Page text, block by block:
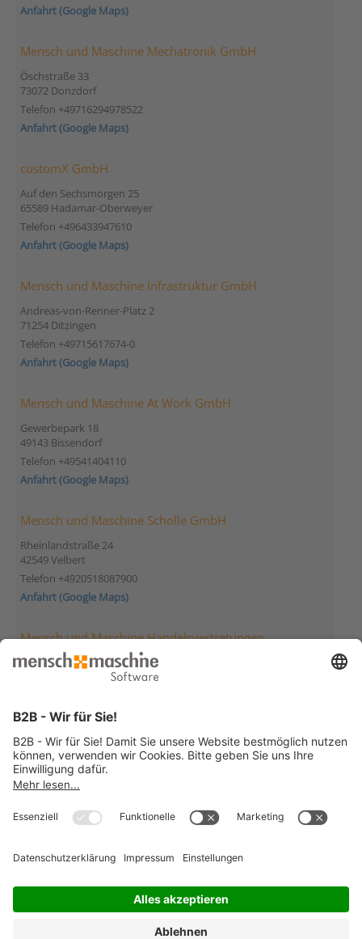
Anfahrt (Google Maps)
Mensch und Maschine Mechatronik GmbH
Öschstraße 33
73072 Donzdorf
Telefon +49716294978522
Anfahrt (Google Maps)
customX GmbH
Auf den Sechsmorgen 25
65589 Hadamar-Oberweyer
Telefon +496433947610
Anfahrt (Google Maps)
Mensch und Maschine Infrastruktur GmbH
Andreas-von-Renner-Platz 2
71254 Ditzingen
Telefon +49715617674-0
Anfahrt (Google Maps)
Mensch und Maschine At Work GmbH
Gewerbepark 18
49143 Bissendorf
Telefon +49541404110
Anfahrt (Google Maps)
Mensch und Maschine Scholle GmbH
Rheinlandstraße 24
42549 Velbert
Telefon +4920518087900
Anfahrt (Google Maps)
Mensch und Maschine Handelsvertretungen
Mensch und Maschine Deutschland
Handelsvertretung Berlin
Telefon +49307895980
Anfahrt (Google Maps)
Mensch und Maschine Deutschland
Handelsvertretung Hockenheim
Wilhelm-Maybach-Str. 13
Telefon +4962052923874